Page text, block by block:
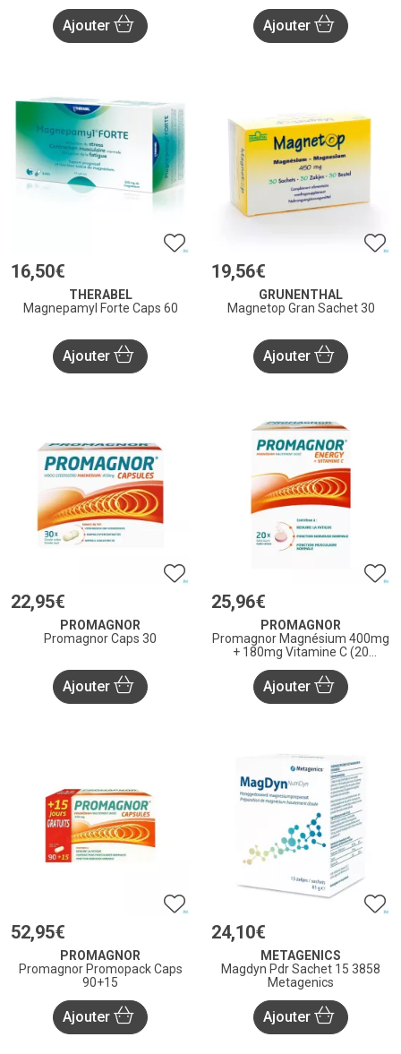
Ajouter Ajouter
16,50€
THERABEL
Magnepamyl Forte Caps 60
Ajouter
19,56€
GRUNENTHAL
Magnetop Gran Sachet 30
Ajouter
22,95€
PROMAGNOR
Promagnor Caps 30
Ajouter
25,96€
PROMAGNOR
Promagnor Magnésium 400mg
+ 180mg Vitamine C (20
Ajouter
52,95€
PROMAGNOR
Promagnor Promopack Caps
90+15
Ajouter
24,10€
METAGENICS
Magdyn Pdr Sachet 15 3858
Metagenics
Ajouter